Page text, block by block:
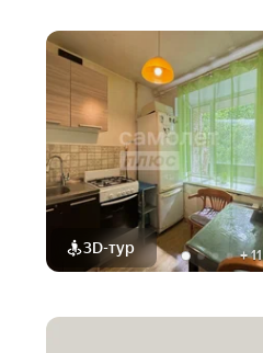
3D-тур +11